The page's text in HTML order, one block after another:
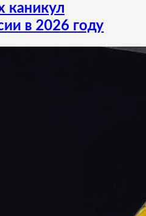
каникул
в 2026 году